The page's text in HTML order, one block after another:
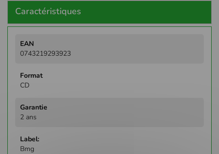
Caractéristiques
d'infos
0743219293923
CD
2 ans
Bmg